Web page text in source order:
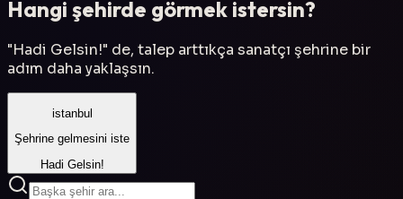
Hangi şehirde görmek istersin?
"Hadi Gelsin!" de, talep arttıkça sanatçı şehrine bir
adım daha yaklaşsın.
istanbul
Şehrine gelmesini iste
Hadi Gelsin!